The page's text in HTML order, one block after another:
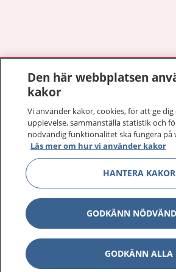
1177 på flera språk
Om 1177
Kontakt
Behandling av personuppgifter
Hantering av kakor
Inställningar för kakor
Den här webbplatsen
kakor
Vi använder kakor, cookies, för att ge
upplevelse, sammanställa statistik och
nödvändig funktionalitet ska fungera på
Läs mer om hur vi använder kakor
HANTERA KAKOR
GODKÄNN
GODKÄNN ALLA